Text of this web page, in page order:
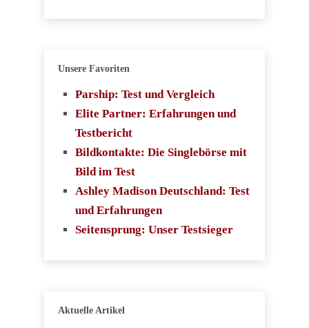
Unsere Favoriten
Parship: Test und Vergleich
Elite Partner: Erfahrungen und
Testbericht
Bildkontakte: Die Singlebörse mit
Bild im Test
Ashley Madison Deutschland: Test
und Erfahrungen
Seitensprung: Unser Testsieger
Aktuelle Artikel